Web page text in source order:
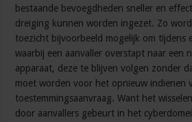
bestaande bevoegdheden sneller en
dreiging kunnen worden ingezet. Zo
toezicht bijvoorbeeld mogelijk om tijdens
waarbij een aanvaller overstapt naar een
apparaat, deze te blijven volgen zonder
moet worden voor het opnieuw indienen
toestemmingsaanvraag. Want het
door aanvallers gebeurt in het